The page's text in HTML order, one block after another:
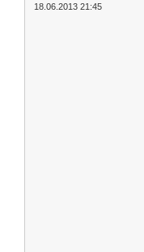
18.06.2013 21:45